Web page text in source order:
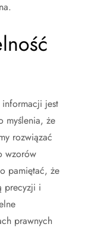
jest
myślenia, że
rozwiązać
wzorów
pamiętać, że
precyzji i
prawnych